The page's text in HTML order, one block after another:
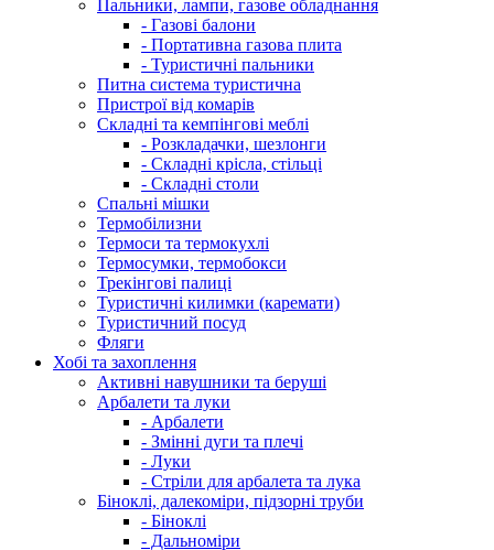
Пальники, лампи, газове обладнання
- Газові балони
- Портативна газова плита
- Туристичні пальники
Питна система туристична
Пристрої від комарів
Складні та кемпінгові меблі
- Розкладачки, шезлонги
- Складні крісла, стільці
- Складні столи
Спальні мішки
Термобілизни
Термоси та термокухлі
Термосумки, термобокси
Трекінгові палиці
Туристичні килимки (каремати)
Туристичний посуд
Фляги
Хобі та захоплення
Активні навушники та беруші
Арбалети та луки
- Арбалети
- Змінні дуги та плечі
- Луки
- Стріли для арбалета та лука
Біноклі, далекоміри, підзорні труби
- Біноклі
- Дальноміри